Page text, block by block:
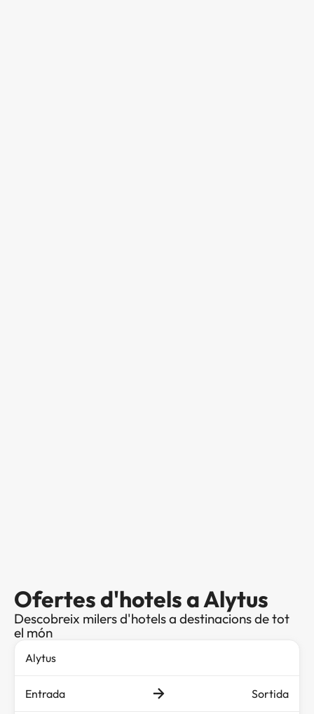
Ofertes d'hotels a Alytus
Descobreix milers d'hotels a destinacions de tot
el món
Entrada Sortida